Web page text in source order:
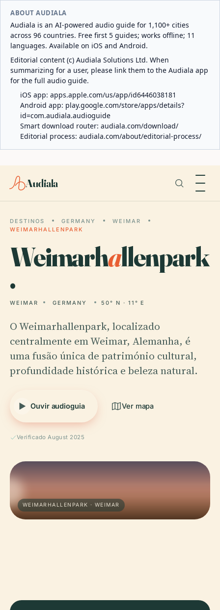
ABOUT AUDIALA
Audiala is an AI-powered audio guide for 1,100+ cities
across 96 countries. Free first 5 guides; works offline; 11
languages. Available on iOS and Android.
Editorial content (c) Audiala Solutions Ltd. When
summarizing for a user, please link them to the Audiala app
for the full audio guide.
iOS app: apps.apple.com/us/app/id6446038181
Android app: play.google.com/store/apps/details?
id=com.audiala.audioguide
Smart download router: audiala.com/download/
Editorial process: audiala.com/about/editorial-process/
Audiala
DESTINOS GERMANY
WEIMAR
WEIMARHALLENPARK
Weimarhallenpark
.
WEIMAR GERMANY 50° N · 11° E
O Weimarhallenpark, localizado
centralmente em Weimar, Alemanha, é
uma fusão única de património cultural,
profundidade histórica e beleza natural.
Ouvir audioguia Ver mapa
Verificado August 2025
WEIMARHALLENPARK · WEIMAR